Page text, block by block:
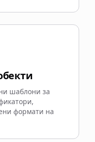
шаблони за
формати на